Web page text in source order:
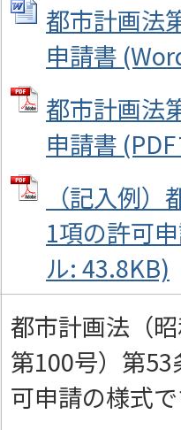
都市計画法
申請書
都市計画法
申請書
（記入例
1項の許可
ル: 43.8KB)
都市計画法（
第100号）第
可申請の様式